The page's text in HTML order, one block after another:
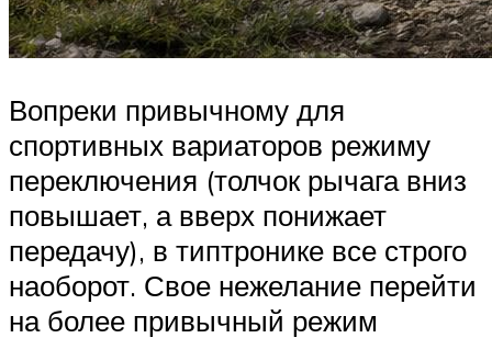
Вопреки привычному для
спортивных вариаторов режиму
переключения (толчок рычага вниз
повышает, а вверх понижает
передачу), в типтронике все строго
наоборот. Свое нежелание перейти
на более привычный режим